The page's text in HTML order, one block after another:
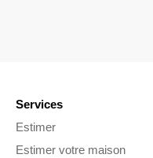
Services
Estimer
Estimer votre maison